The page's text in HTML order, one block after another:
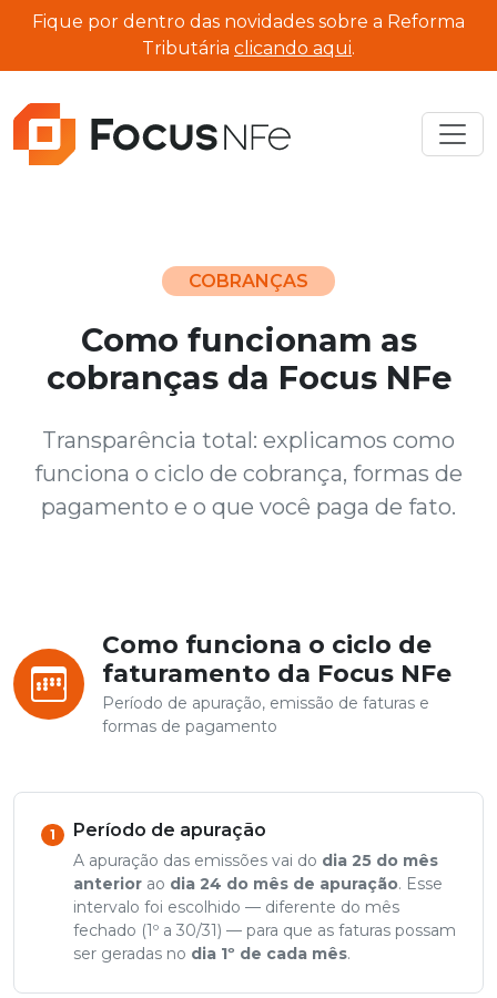
Fique por dentro das novidades sobre a Reforma
Tributária clicando aqui.
COBRANÇAS
Como funcionam as
cobranças da Focus NFe
Transparência total: explicamos como
funciona o ciclo de cobrança, formas de
pagamento e o que você paga de fato.
Como funciona o ciclo de
faturamento da Focus NFe
Período de apuração, emissão de faturas e
formas de pagamento
1 Período de apuração
A apuração das emissões vai do dia 25 do mês
anterior ao dia 24 do mês de apuração. Esse
intervalo foi escolhido — diferente do mês
fechado (1º a 30/31) — para que as faturas possam
ser geradas no dia 1º de cada mês.